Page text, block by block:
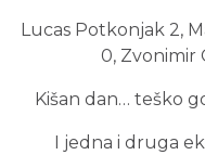
Lucas Potkonjak 2,
0, Zvonimir
Kišan dan… teško
I jedna i druga